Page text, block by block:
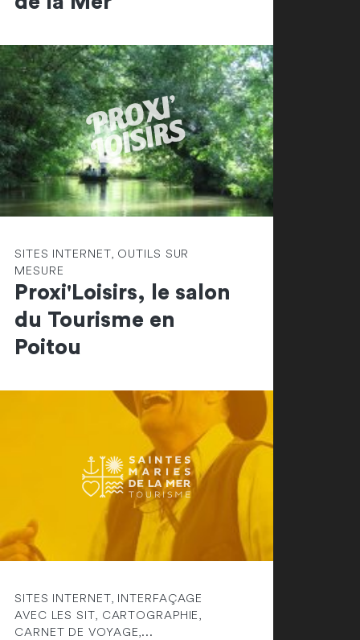
SITES INTERNET, OUTILS SUR
MESURE
Proxi'Loisirs, le salon
du Tourisme en
Poitou
SITES INTERNET, INTERFAÇAGE
AVEC LES SIT, CARTOGRAPHIE,
CARNET DE VOYAGE,...